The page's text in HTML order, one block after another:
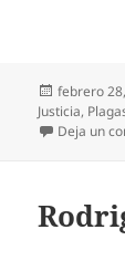
Publicado
el
febrero
Justicia,
Deja un